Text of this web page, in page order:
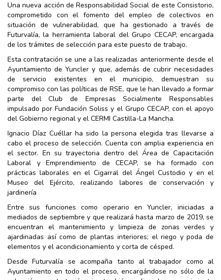
Una nueva acción de Responsabilidad Social de este Consistorio,
comprometido con el fomento del empleo de colectivos en
situación de vulnerabilidad, que ha gestionado a través de
Futurvalía, la herramienta laboral del Grupo CECAP, encargada
de los trámites de selección para este puesto de trabajo.
Esta contratación se une a las realizadas anteriormente desde el
Ayuntamiento de Yuncler y que, además de cubrir necesidades
de servicio existentes en el municipio, demuestran su
compromiso con las políticas de RSE, que le han llevado a formar
parte del Club de Empresas Socialmente Responsables
impulsado por Fundación Soliss y el Grupo CECAP, con el apoyo
del Gobierno regional y el CERMI Castilla-La Mancha.
Ignacio Díaz Cuéllar ha sido la persona elegida tras llevarse a
cabo el proceso de selección. Cuenta con amplia experiencia en
el sector. En su trayectoria dentro del Área de Capacitación
Laboral y Emprendimiento de CECAP, se ha formado con
prácticas laborales en el Cigarral del Ángel Custodio y en el
Museo del Ejército, realizando labores de conservación y
jardinería
Entre sus funciones como operario en Yuncler, iniciadas a
mediados de septiembre y que realizará hasta marzo de 2019, se
encuentran el mantenimiento y limpieza de zonas verdes y
ajardinadas así como de plantas interiores; el riego y poda de
elementos y el acondicionamiento y corta de césped.
Desde Futurvalía se acompaña tanto al trabajador como al
Ayuntamiento en todo el proceso, encargándose no sólo de la